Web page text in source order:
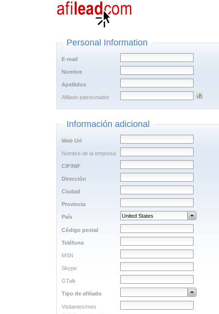
Personal Information
E-mail
Nombre
Apellidos
Afiliado patrocinador
Información adicional
Web Url
Nombre de la empresa
CIF/NIF
Dirección
Ciudad
Provincia
País
Código postal
Teléfono
MSN
Skype
GTalk
Tipo de afiliado
Visitantes/mes